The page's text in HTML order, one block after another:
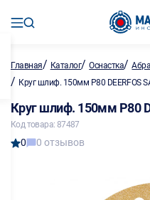
Главная/ Каталог/Оснастка/
/ Круг шлиф. 150мм P80 DEERFOS
Круг шлиф. 150мм P80
Код товара: 87487
0 0 отзывов